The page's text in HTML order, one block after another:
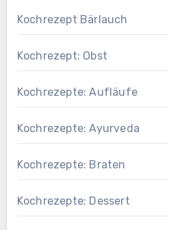
Kochrezept Bärlauch
Kochrezept: Obst
Kochrezepte: Aufläufe
Kochrezepte: Ayurveda
Kochrezepte: Braten
Kochrezepte: Dessert